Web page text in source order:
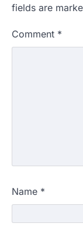
fields are
Comment *
Name *